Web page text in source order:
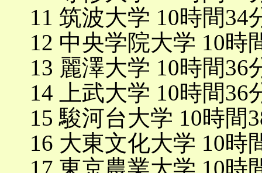
11 筑波大学 10時間34
12 中央学院大学 10時
13 麗澤大学 10時間36
14 上武大学 10時間36
15 駿河台大学 10時間
16 大東文化大学 10時